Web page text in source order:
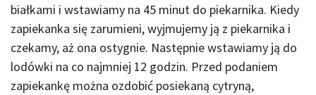
białkami i wstawiamy na 45 minut do piekarnika. Kiedy
zapiekanka się zarumieni, wyjmujemy ją z piekarnika i
czekamy, aż ona ostygnie. Następnie wstawiamy ją do
lodówki na co najmniej 12 godzin. Przed podaniem
zapiekankę można ozdobić posiekaną cytryną,